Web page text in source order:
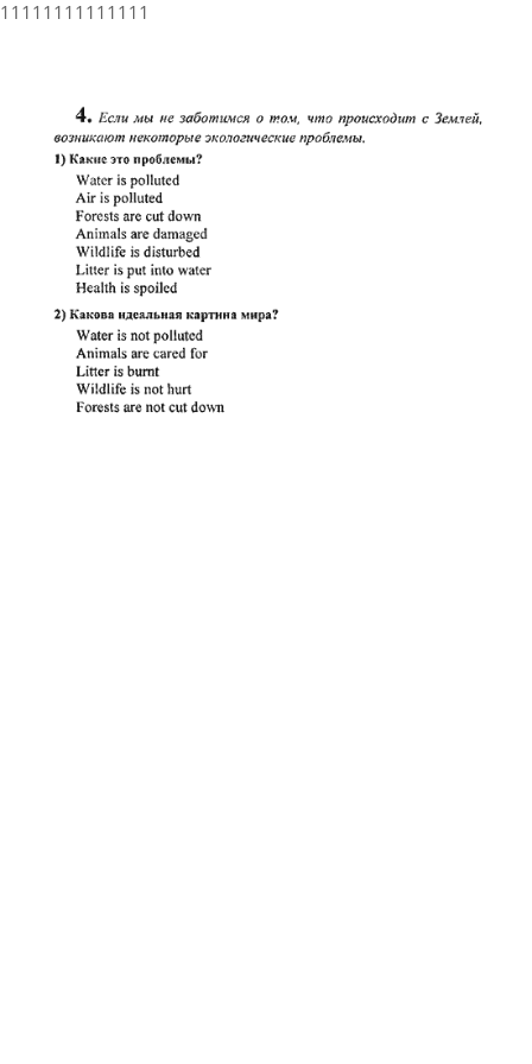
11111111111111